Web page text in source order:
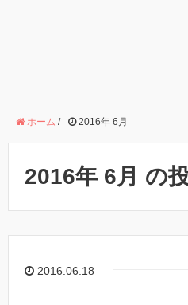
ホーム / 2016年 6月
2016年 6月 の
2016.06.18